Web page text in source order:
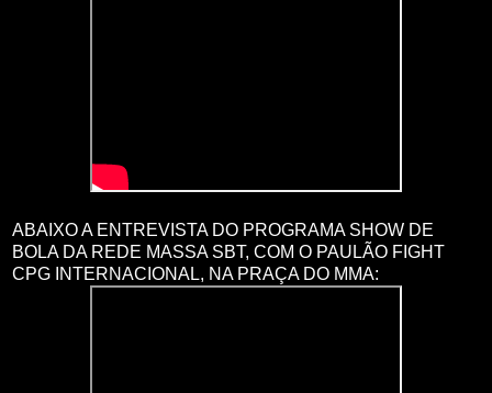
ABAIXO A ENTREVISTA DO PROGRAMA SHOW DE
BOLA DA REDE MASSA SBT, COM O PAULÃO FIGHT
CPG INTERNACIONAL, NA PRAÇA DO MMA: